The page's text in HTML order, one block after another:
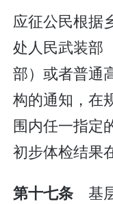
应征公民根据
处人民武装部
部）或者普通
构的通知，在
围内任一指定
初步体检结果
第十七条 基